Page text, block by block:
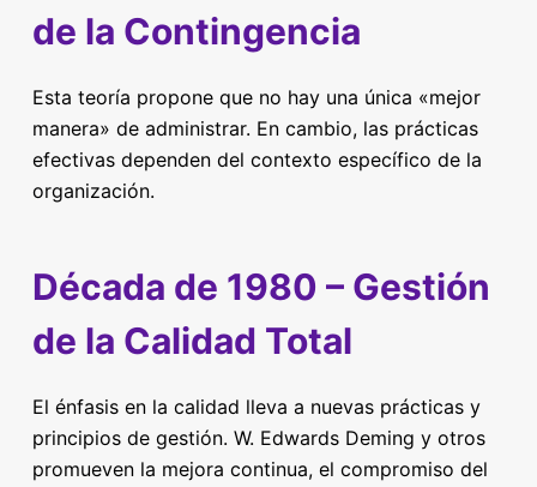
de la Contingencia
Esta teoría propone que no hay una única «mejor
manera» de administrar. En cambio, las prácticas
efectivas dependen del contexto específico de la
organización.
Década de 1980 – Gestión
de la Calidad Total
El énfasis en la calidad lleva a nuevas prácticas y
principios de gestión. W. Edwards Deming y otros
promueven la mejora continua, el compromiso del